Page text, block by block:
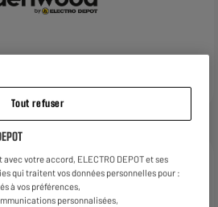
et le son
EDENWOOD
Tout refuser
votre accord, ELECTRO DEPOT et ses
qui traitent vos données personnelles pour :
à vos préférences,
personnalisées,